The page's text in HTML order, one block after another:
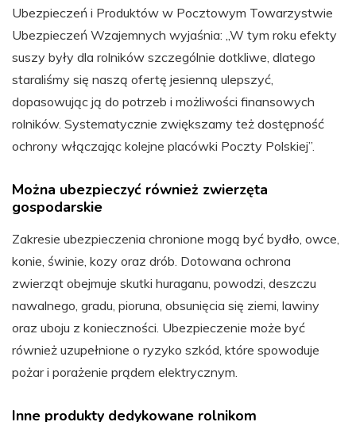
Ubezpieczeń i Produktów w Pocztowym Towarzystwie
Ubezpieczeń Wzajemnych wyjaśnia: „W tym roku efekty
suszy były dla rolników szczególnie dotkliwe, dlatego
staraliśmy się naszą ofertę jesienną ulepszyć,
dopasowując ją do potrzeb i możliwości finansowych
rolników. Systematycznie zwiększamy też dostępność
ochrony włączając kolejne placówki Poczty Polskiej”.
Można ubezpieczyć również zwierzęta
gospodarskie
Zakresie ubezpieczenia chronione mogą być bydło, owce,
konie, świnie, kozy oraz drób. Dotowana ochrona
zwierząt obejmuje skutki huraganu, powodzi, deszczu
nawalnego, gradu, pioruna, obsunięcia się ziemi, lawiny
oraz uboju z konieczności. Ubezpieczenie może być
również uzupełnione o ryzyko szkód, które spowoduje
pożar i porażenie prądem elektrycznym.
Inne produkty dedykowane rolnikom